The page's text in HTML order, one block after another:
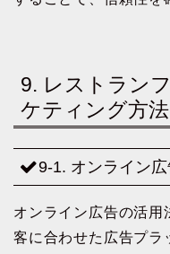
9. レストラン
ケティング方法
9-1. オンライン
オンライン広告の活用
客に合わせた広告プラ